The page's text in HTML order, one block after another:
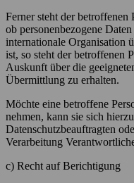
Ferner steht der betroffenen
ob personenbezogene
internationale Organisation
ist, so steht der betroffenen
Auskunft über die
Übermittlung zu erhalten.
Möchte eine betroffene
nehmen, kann sie sich
Datenschutzbeauftragten
Verarbeitung
c) Recht auf Berichtigung